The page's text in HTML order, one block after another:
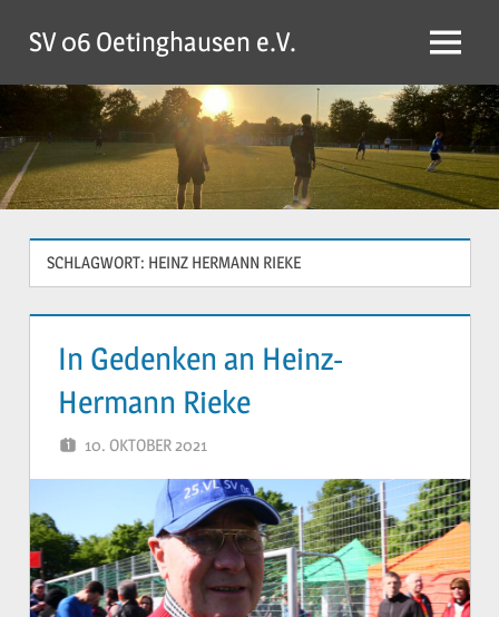
Inhalt
springen
SV 06 Oetinghausen e.V. Menü
SCHLAGWORT: HEINZ HERMANN RIEKE
In Gedenken an Heinz-
Hermann Rieke
10. OKTOBER 2021